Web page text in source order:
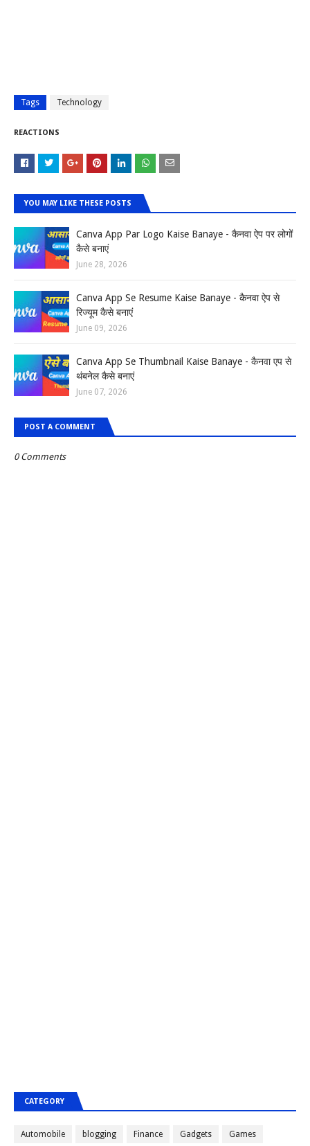
Tags Technology
REACTIONS
YOU MAY LIKE THESE POSTS
Canva App Par Logo Kaise Banaye - कैनवा ऐप पर लोगों
कैसे बनाएं
June 28, 2026
Canva App Se Resume Kaise Banaye - कैनवा ऐप से
रिज्यूम कैसे बनाएं
June 09, 2026
Canva App Se Thumbnail Kaise Banaye - कैनवा एप से
थंबनेल कैसे बनाएं
June 07, 2026
POST A COMMENT
0 Comments
CATEGORY
Automobile blogging Finance Gadgets Games